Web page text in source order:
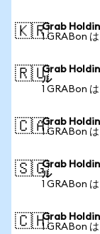
🇰🇷Grab
1 GRABon
🇷🇺Grab
ル
1 GRABon
🇨🇦Grab
1 GRABon
🇸🇬Grab
ル
1 GRABon
🇨🇭Grab
1 GRABon